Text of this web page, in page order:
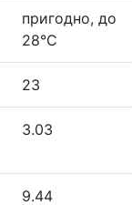
пригодно, до
28°С
23
3.03
9.44